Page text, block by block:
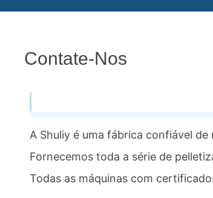
Contate-Nos
A Shuliy é uma fábrica confiável
Fornecemos toda a série de
Todas as máquinas com